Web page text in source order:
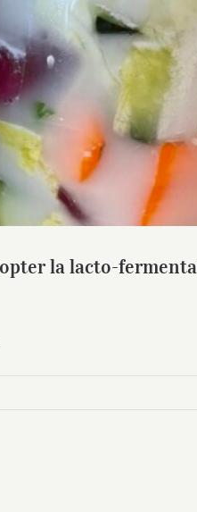
la lacto-fermentation au
la lacto-